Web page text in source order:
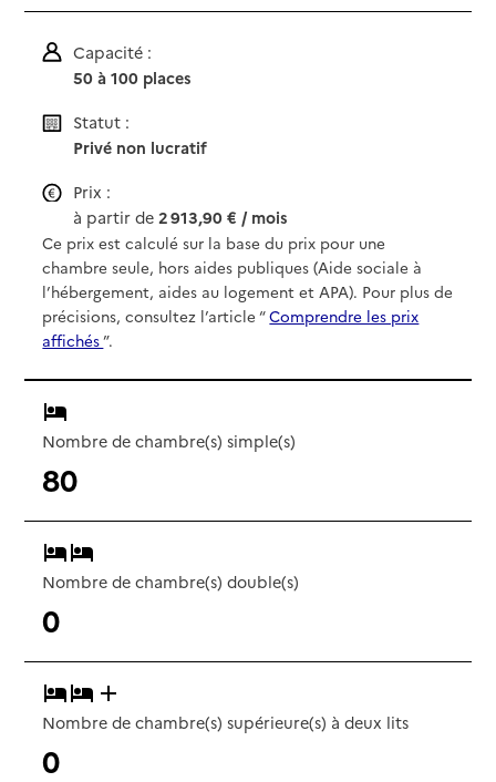
Capacité :
50 à 100 places
Statut :
Privé non lucratif
Prix :
à partir de2 913,90 € / mois
Ce prix est calculé sur la base du prix pour une
chambre seule, hors aides publiques (Aide sociale à
l’hébergement, aides au logement et APA). Pour plus de
précisions, consultez l’article “Comprendre les prix
affichés”.
Nombre de chambre(s) simple(s)
80
Nombre de chambre(s) double(s)
0
Nombre de chambre(s) supérieure(s) à deux lits
0